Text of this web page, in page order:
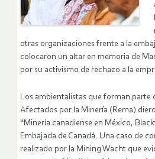
otras organizaciones frente a la
colocaron un altar en memoria de
por su activismo de rechazo a la
Los ambientalistas que forman parte
Afectados por la Minería (Rema)
“Minería canadiense en México,
Embajada de Canadá. Una caso de
realizado por la Mining Wacht que